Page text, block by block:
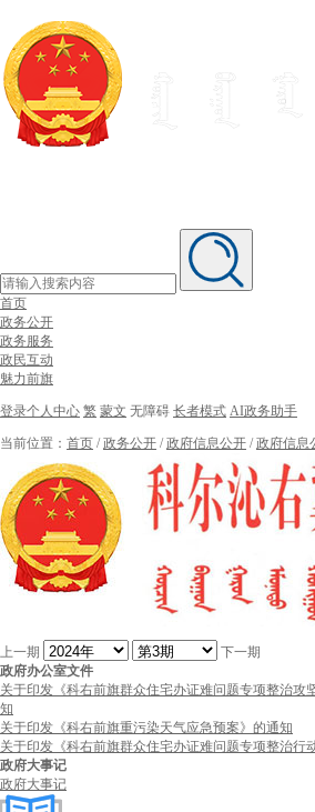
首页
政务公开
政务服务
政民互动
魅力前旗
登录个人中心 繁 蒙文 无障碍 长者模式 AI政务助手
当前位置： 首页 /政务公开 /政府信息公开 /政府信息
上一期
下一期
政府办公室文件
关于印发《科右前旗群众住宅办证难问题专项整治攻
知
关于印发《科右前旗重污染天气应急预案》的通知
关于印发《科右前旗群众住宅办证难问题专项整治行
政府大事记
政府大事记